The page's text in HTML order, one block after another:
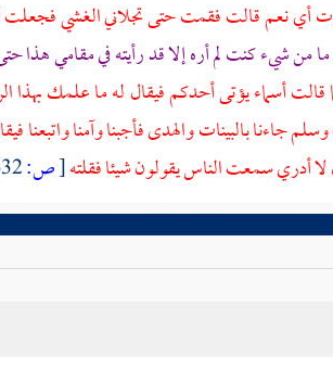
أي نعم قالت فقمت حتى تجلاني الغشي
ما من شيء كنت لم أره إلا قد رأيته في مقامي هذا
قالتأسماءيؤتى أحدكم فيقال له ما علمك بهذا
جاءنا بالبينات والهدى فأجبنا وآمنا واتبعنا
أدري سمعت الناس يقولون شيئا فقلته[ص: